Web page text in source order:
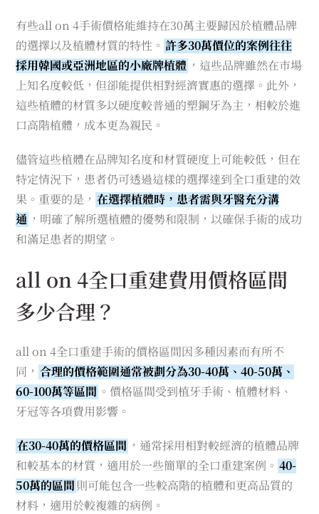
有些all on 4手術價格能維持在30萬主要歸因於植體品牌
的選擇以及植體材質的特性。 許多30萬價位的案例往往
採用韓國或亞洲地區的小廠牌植體 ，這些品牌雖然在市場
上知名度較低，但卻能提供相對經濟實惠的選擇。此外，
這些植體的材質多以硬度較普通的塑鋼牙為主，相較於進
口高階植體，成本更為親民。
儘管這些植體在品牌知名度和材質硬度上可能較低，但在
特定情況下，患者仍可透過這樣的選擇達到全口重建的效
果。重要的是， 在選擇植體時，患者需與牙醫充分溝
通 ，明確了解所選植體的優勢和限制，以確保手術的成功
和滿足患者的期望。
all on 4全口重建費用價格區間
多少合理？
all on 4全口重建手術的價格區間因多種因素而有所不
同， 合理的價格範圍通常被劃分為30-40萬、40-50萬、
60-100萬等區間 。價格區間受到植牙手術、植體材料、
牙冠等各項費用影響。
在30-40萬的價格區間 ，通常採用相對較經濟的植體品牌
和較基本的材質，適用於一些簡單的全口重建案例。 40-
50萬的區間 則可能包含一些較高階的植體和更高品質的
材料，適用於較複雜的病例。